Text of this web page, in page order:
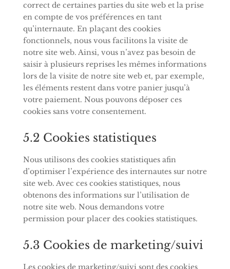
correct de certaines parties du site web et la prise
en compte de vos préférences en tant
qu’internaute. En plaçant des cookies
fonctionnels, nous vous facilitons la visite de
notre site web. Ainsi, vous n’avez pas besoin de
saisir à plusieurs reprises les mêmes informations
lors de la visite de notre site web et, par exemple,
les éléments restent dans votre panier jusqu’à
votre paiement. Nous pouvons déposer ces
cookies sans votre consentement.
5.2 Cookies statistiques
Nous utilisons des cookies statistiques afin
d’optimiser l’expérience des internautes sur notre
site web. Avec ces cookies statistiques, nous
obtenons des informations sur l’utilisation de
notre site web. Nous demandons votre
permission pour placer des cookies statistiques.
5.3 Cookies de marketing/suivi
Les cookies de marketing/suivi sont des cookies